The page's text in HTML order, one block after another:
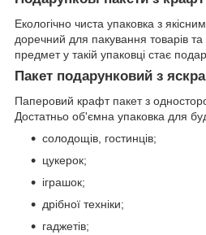
Екологічно чиста упаковка з
доречний для пакування товарів та
предмет у такій упаковці стає
Пакет подарунковий з
Паперовий крафт пакет з
Достатньо об'ємна упаковка для
солодощів, гостинців;
цукерок;
іграшок;
дрібної техніки;
гаджетів;